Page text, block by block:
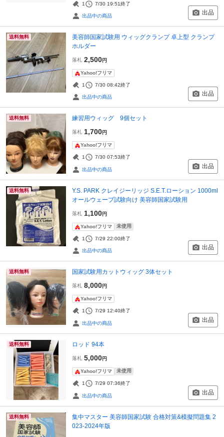
1 7/30 19:51終了
出品中の商品 出品
送料無料
美容師国家試験用 ウィッグクランプ 卓上型 クランプ
ホルダー
落札 2,500円
Yahoo!フリマ
1 7/30 08:42終了
出品中の商品 出品
送料無料 練習用ウィッグ 9個セット
落札 1,700円
Yahoo!フリマ
1 7/30 07:53終了
出品中の商品 出品
送料無料
Y.S. PARK クレイジーリッジ S.E.T.ローション 1000ml
オールウェーブ試験向け 美容師国家試験用
落札 1,100円
Yahoo!フリマ 未使用
1 7/29 22:00終了
出品中の商品 出品
送料無料 国家試験用カットウィッグ 3体セット
落札 8,000円
Yahoo!フリマ
1 7/29 12:40終了
出品中の商品 出品
送料無料 ロッド 94本
落札 5,000円
Yahoo!フリマ 未使用
1 7/29 07:36終了
出品中の商品 出品
送料無料
集中マスター 美容師国家試験 合格対策&模擬問題集 2
023-2024年版